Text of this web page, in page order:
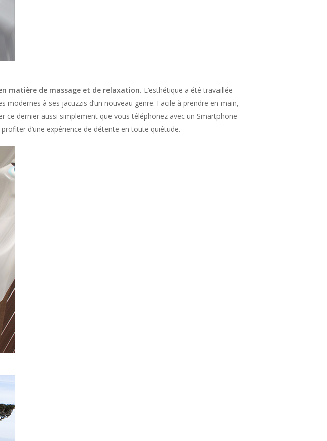
matière de massage et de relaxation. L’esthétique a été travaillée
à ses jacuzzis d’un nouveau genre. Facile à prendre en main,
ce dernier aussi simplement que vous téléphonez avec un Smartphone
d’une expérience de détente en toute quiétude.